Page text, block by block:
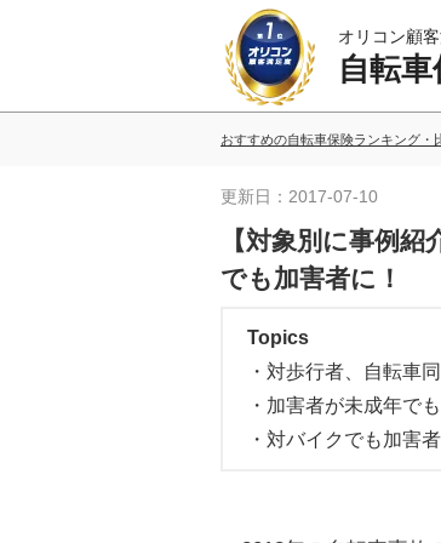
オリコン顧
自転
おすすめの自転車保険ランキング・
更新日：2017-07-10
【対象別に事例
でも加害者に！
Topics
・対歩行者、自転車
・加害者が未成年で
・対バイクでも加害